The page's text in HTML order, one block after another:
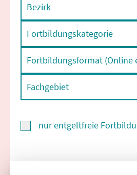
Bezirk
Fortbildungskategorie
Fortbildungsformat (Online
Fachgebiet
nur entgeltfreie